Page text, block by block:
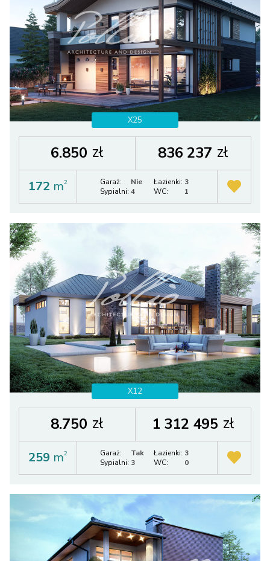
X25
6.850 zł 836 237 zł
172 m2 Garaż:
Nie
Sypialni: 4
Łazienki: 3
WC:
1
X12
8.750 zł 1 312 495 zł
259 m2 Garaż:
Tak
Sypialni: 3
Łazienki: 3
WC:
0